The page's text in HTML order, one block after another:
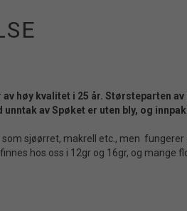
høy kvalitet i 25 år. Størsteparten
av Spøket er uten bly, og
sjøørret, makrell etc., men
hos oss i 12gr og 16gr, og mange